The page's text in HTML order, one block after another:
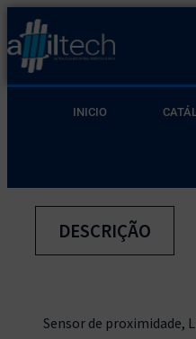
INICIO
DESCRIÇÃO
Sensor de proximidade,